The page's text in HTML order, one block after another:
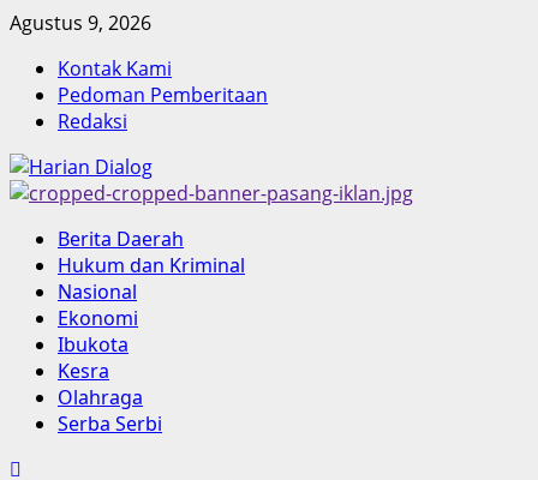
Skip
content
Agustus 9, 2026
Kontak Kami
Pedoman Pemberitaan
Redaksi
Primary
Menu
Berita Daerah
Hukum dan Kriminal
Nasional
Ekonomi
Ibukota
Kesra
Olahraga
Serba Serbi